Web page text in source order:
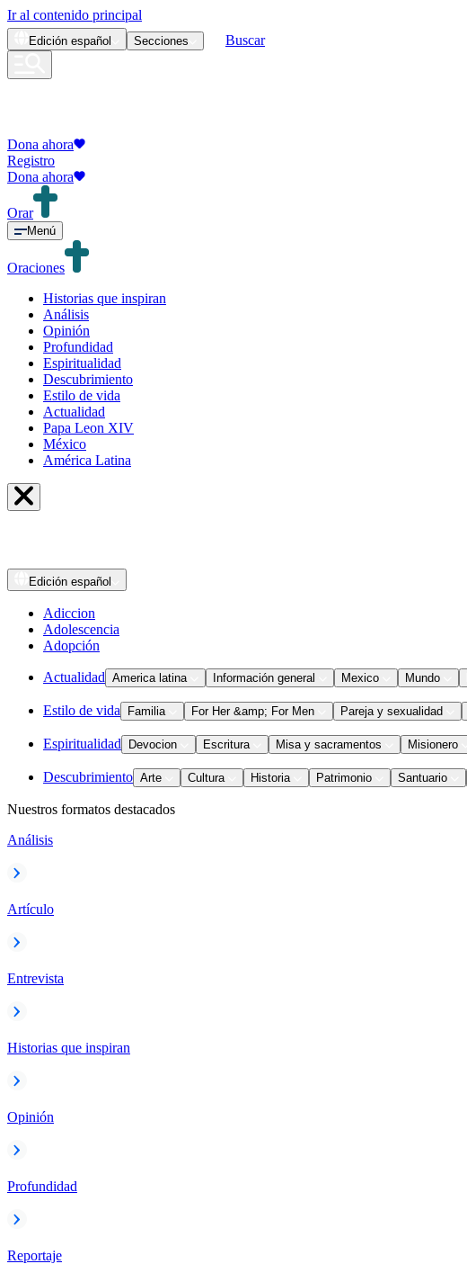
Ir al contenido principal
Edición español Secciones Buscar
Dona ahora
Registro
Dona ahora
Orar
Menú
Oraciones
Historias que inspiran
Análisis
Opinión
Profundidad
Espiritualidad
Descubrimiento
Estilo de vida
Actualidad
Papa Leon XIV
México
América Latina
Edición español
Adiccion
Adolescencia
Adopción
Actualidad America latina Información general Mexico Mundo
Estilo de vida Familia For Her &amp; For Men Pareja y sexualidad
Espiritualidad Devocion Escritura Misa y sacramentos Misionero
Descubrimiento Arte Cultura Historia Patrimonio Santuario
Nuestros formatos destacados
Análisis
Artículo
Entrevista
Historias que inspiran
Opinión
Profundidad
Reportaje